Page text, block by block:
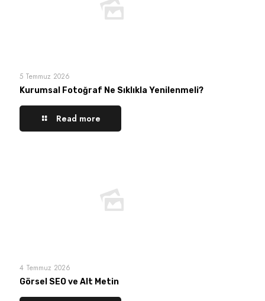
5 Temmuz 2026
Kurumsal Fotoğraf Ne Sıklıkla Yenilenmeli?
Read more
4 Temmuz 2026
Görsel SEO ve Alt Metin